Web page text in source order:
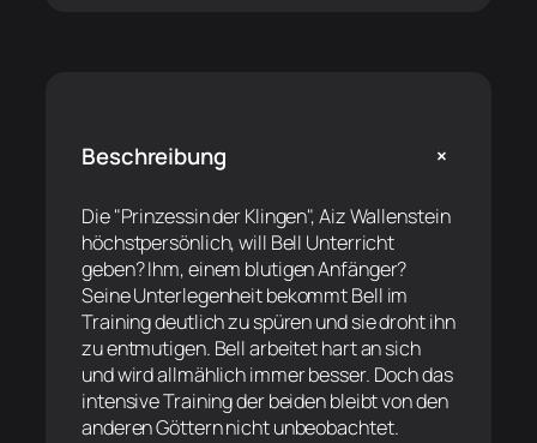
Beschreibung +
Die "Prinzessin der Klingen", Aiz Wallenstein
höchstpersönlich, will Bell Unterricht
geben? Ihm, einem blutigen Anfänger?
Seine Unterlegenheit bekommt Bell im
Training deutlich zu spüren und sie droht ihn
zu entmutigen. Bell arbeitet hart an sich
und wird allmählich immer besser. Doch das
intensive Training der beiden bleibt von den
anderen Göttern nicht unbeobachtet.